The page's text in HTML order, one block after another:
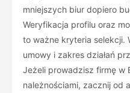
mniejszych biur dopiero
Weryfikacja profilu oraz
to ważne kryteria selekcji.
umowy i zakres działań
Jeżeli prowadzisz firmę w
należnościami, zacznij od